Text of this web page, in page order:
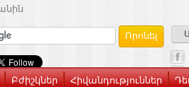
Բժիշկներ Հիվանդություններ